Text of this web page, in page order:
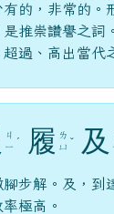
的，非常的。
推崇讚譽之詞
超過、高出當代
ㄐ
ㄧ ˊ 履 ㄌ
ㄩ ˇ 及
腳步解。及，到
極高。